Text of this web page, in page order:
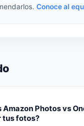
Conoce al
Amazon Photos vs
tus fotos?